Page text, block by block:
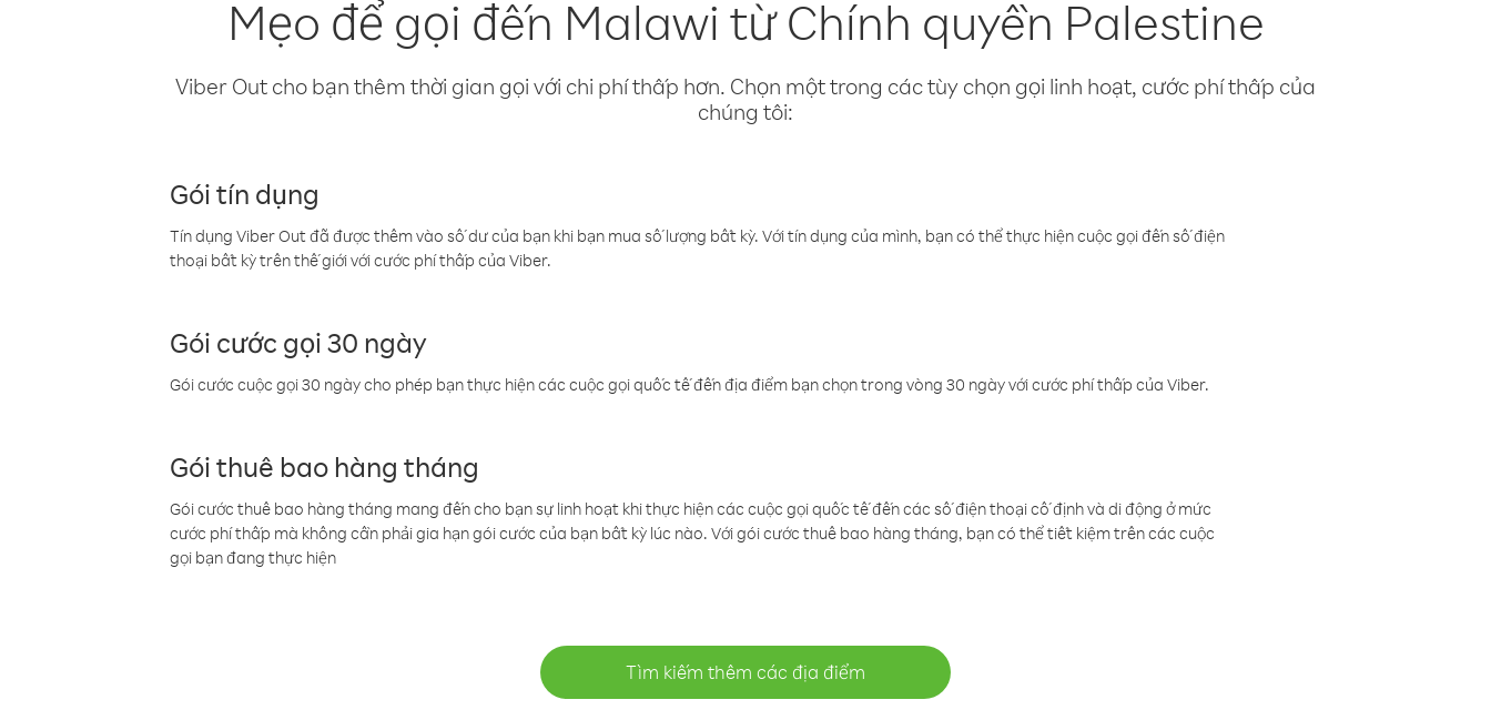
Mẹo để gọi đến Malawi từ Chính quyền Palestine
Viber Out cho bạn thêm thời gian gọi với chi phí thấp hơn. Chọn một trong các tùy chọn gọi linh hoạt, cước phí thấp của
chúng tôi:
Gói tín dụng
Tín dụng Viber Out đã được thêm vào số dư của bạn khi bạn mua số lượng bất kỳ. Với tín dụng của mình, bạn có thể thực hiện cuộc gọi đến số điện
thoại bất kỳ trên thế giới với cước phí thấp của Viber.
Gói cước gọi 30 ngày
Gói cước cuộc gọi 30 ngày cho phép bạn thực hiện các cuộc gọi quốc tế đến địa điểm bạn chọn trong vòng 30 ngày với cước phí thấp của Viber.
Gói thuê bao hàng tháng
Gói cước thuê bao hàng tháng mang đến cho bạn sự linh hoạt khi thực hiện các cuộc gọi quốc tế đến các số điện thoại cố định và di động ở mức
cước phí thấp mà không cần phải gia hạn gói cước của bạn bất kỳ lúc nào. Với gói cước thuê bao hàng tháng, bạn có thể tiết kiệm trên các cuộc
gọi bạn đang thực hiện
Tìm kiếm thêm các địa điểm